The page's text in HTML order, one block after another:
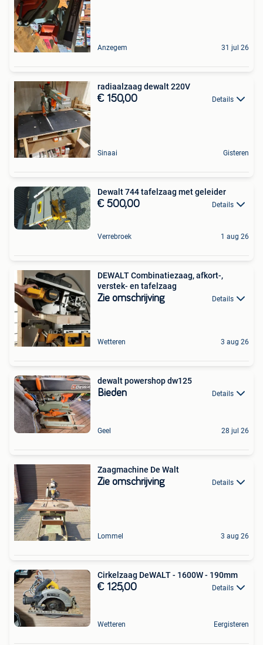
Anzegem 31 jul 26
radiaalzaag dewalt 220V
€ 150,00 Details
Sinaai Gisteren
Dewalt 744 tafelzaag met geleider
€ 500,00 Details
Verrebroek 1 aug 26
DEWALT Combinatiezaag, afkort-,
verstek- en tafelzaag
Zie omschrijving Details
Wetteren 3 aug 26
dewalt powershop dw125
Bieden Details
Geel 28 jul 26
Zaagmachine De Walt
Zie omschrijving Details
Lommel 3 aug 26
Cirkelzaag DeWALT - 1600W - 190mm
€ 125,00 Details
Wetteren Eergisteren